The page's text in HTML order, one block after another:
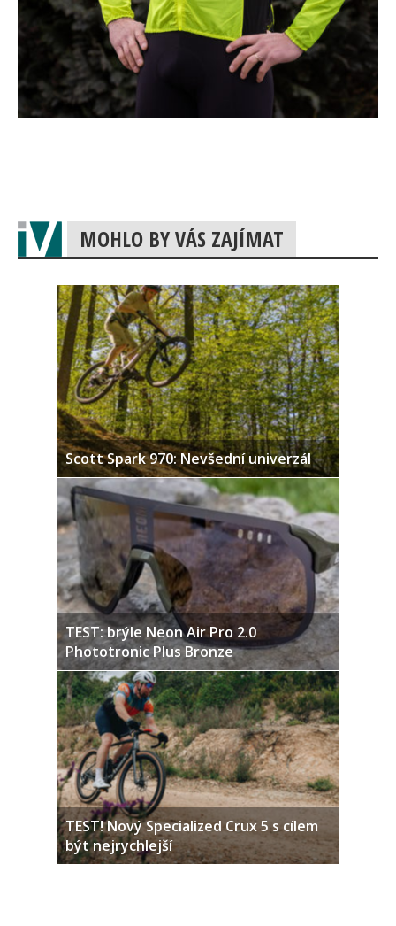
MOHLO BY VÁS ZAJÍMAT
Scott Spark 970: Nevšední univerzál
TEST: brýle Neon Air Pro 2.0
Phototronic Plus Bronze
TEST! Nový Specialized Crux 5 s cílem
být nejrychlejší